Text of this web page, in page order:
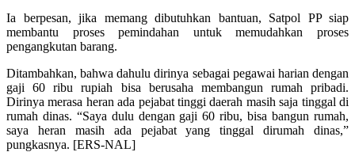
Ia berpesan, jika memang dibutuhkan bantuan, Satpol PP siap
membantu proses pemindahan untuk memudahkan proses
pengangkutan barang.
Ditambahkan, bahwa dahulu dirinya sebagai pegawai harian dengan
gaji 60 ribu rupiah bisa berusaha membangun rumah pribadi.
Dirinya merasa heran ada pejabat tinggi daerah masih saja tinggal di
rumah dinas. “Saya dulu dengan gaji 60 ribu, bisa bangun rumah,
saya heran masih ada pejabat yang tinggal dirumah dinas,”
pungkasnya. [ERS-NAL]